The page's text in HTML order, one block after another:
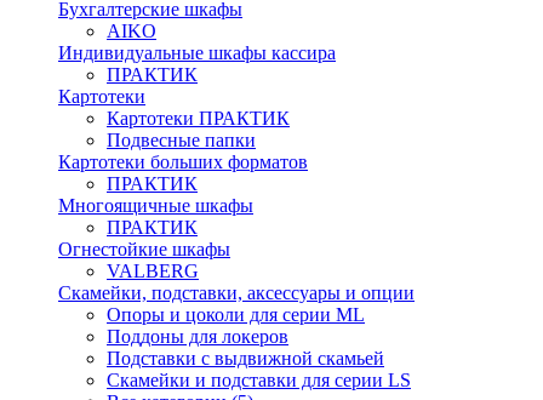
Бухгалтерские шкафы
AIKO
Индивидуальные шкафы кассира
ПРАКТИК
Картотеки
Картотеки ПРАКТИК
Подвесные папки
Картотеки больших форматов
ПРАКТИК
Многоящичные шкафы
ПРАКТИК
Огнестойкие шкафы
VALBERG
Скамейки, подставки, аксессуары и опции
Опоры и цоколи для серии ML
Поддоны для локеров
Подставки с выдвижной скамьей
Скамейки и подставки для серии LS